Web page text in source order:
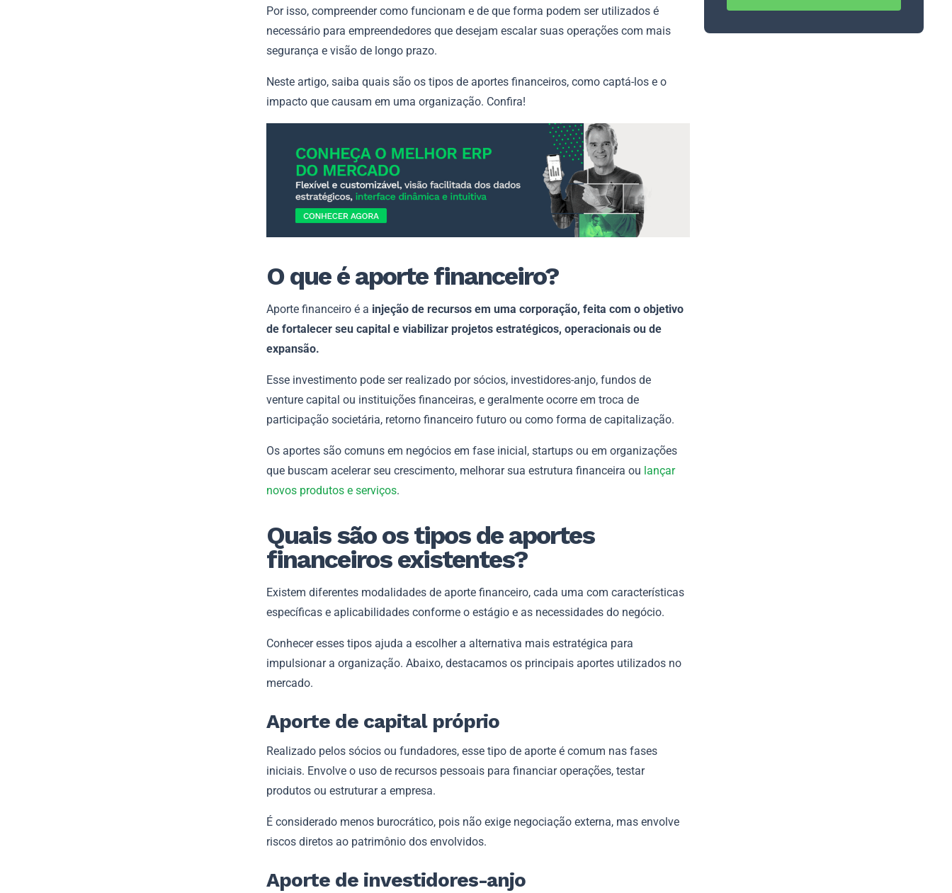
Por isso, compreender como funcionam e de que forma podem ser utilizados é
necessário para empreendedores que desejam escalar suas operações com mais
segurança e visão de longo prazo.
Neste artigo, saiba quais são os tipos de aportes financeiros, como captá-los e o
impacto que causam em uma organização. Confira!
O que é aporte financeiro?
Aporte financeiro é a injeção de recursos em uma corporação, feita com o objetivo
de fortalecer seu capital e viabilizar projetos estratégicos, operacionais ou de
expansão.
Esse investimento pode ser realizado por sócios, investidores-anjo, fundos de
venture capital ou instituições financeiras, e geralmente ocorre em troca de
participação societária, retorno financeiro futuro ou como forma de capitalização.
Os aportes são comuns em negócios em fase inicial, startups ou em organizações
que buscam acelerar seu crescimento, melhorar sua estrutura financeira ou lançar
novos produtos e serviços.
Quais são os tipos de aportes
financeiros existentes?
Existem diferentes modalidades de aporte financeiro, cada uma com características
específicas e aplicabilidades conforme o estágio e as necessidades do negócio.
Conhecer esses tipos ajuda a escolher a alternativa mais estratégica para
impulsionar a organização. Abaixo, destacamos os principais aportes utilizados no
mercado.
Aporte de capital próprio
Realizado pelos sócios ou fundadores, esse tipo de aporte é comum nas fases
iniciais. Envolve o uso de recursos pessoais para financiar operações, testar
produtos ou estruturar a empresa.
É considerado menos burocrático, pois não exige negociação externa, mas envolve
riscos diretos ao patrimônio dos envolvidos.
Aporte de investidores-anjo